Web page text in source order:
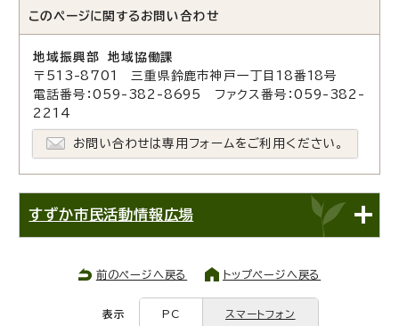
このページに関する お問い合わせ
地域振興部 地域協働課
〒513-8701 三重県鈴鹿市神戸一丁目18番18号
電話番号：059-382-8695 ファクス番号：059-382-
2214
お問い合わせは専用フォームをご利用ください。
すずか市民活動情報広場
前のページへ戻る トップページへ戻る
表示 PC スマートフォン